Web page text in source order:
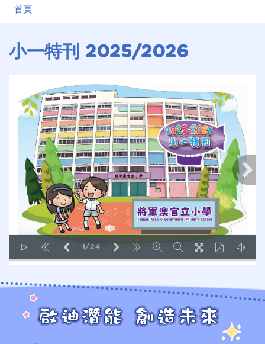
導
連
首頁
小一特刊 2025/2026
LOADING PAGES 17% ...
1/24